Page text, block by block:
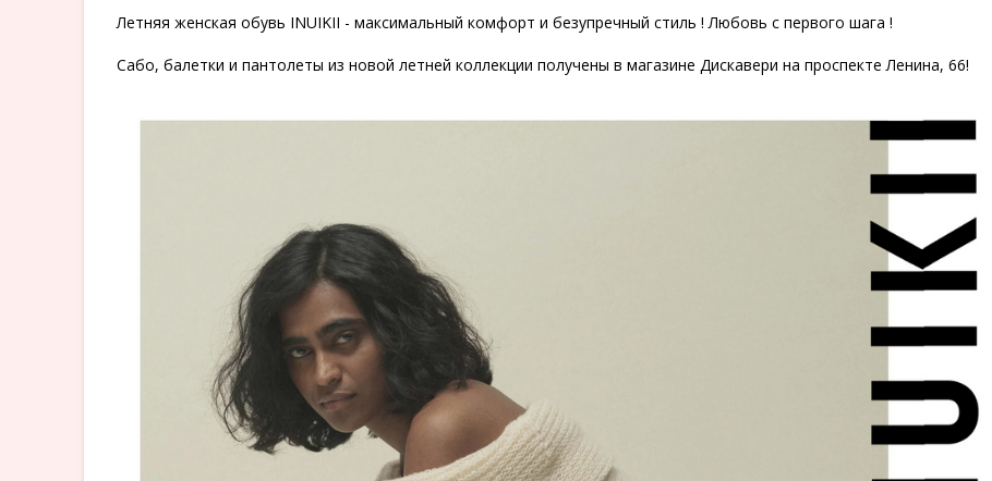
Летняя женская обувь INUIKII - максимальный комфорт и безупречный стиль ! Любовь с первого шага !
Сабо, балетки и пантолеты из новой летней коллекции получены в магазине Дискавери на проспекте Ленина, 66!